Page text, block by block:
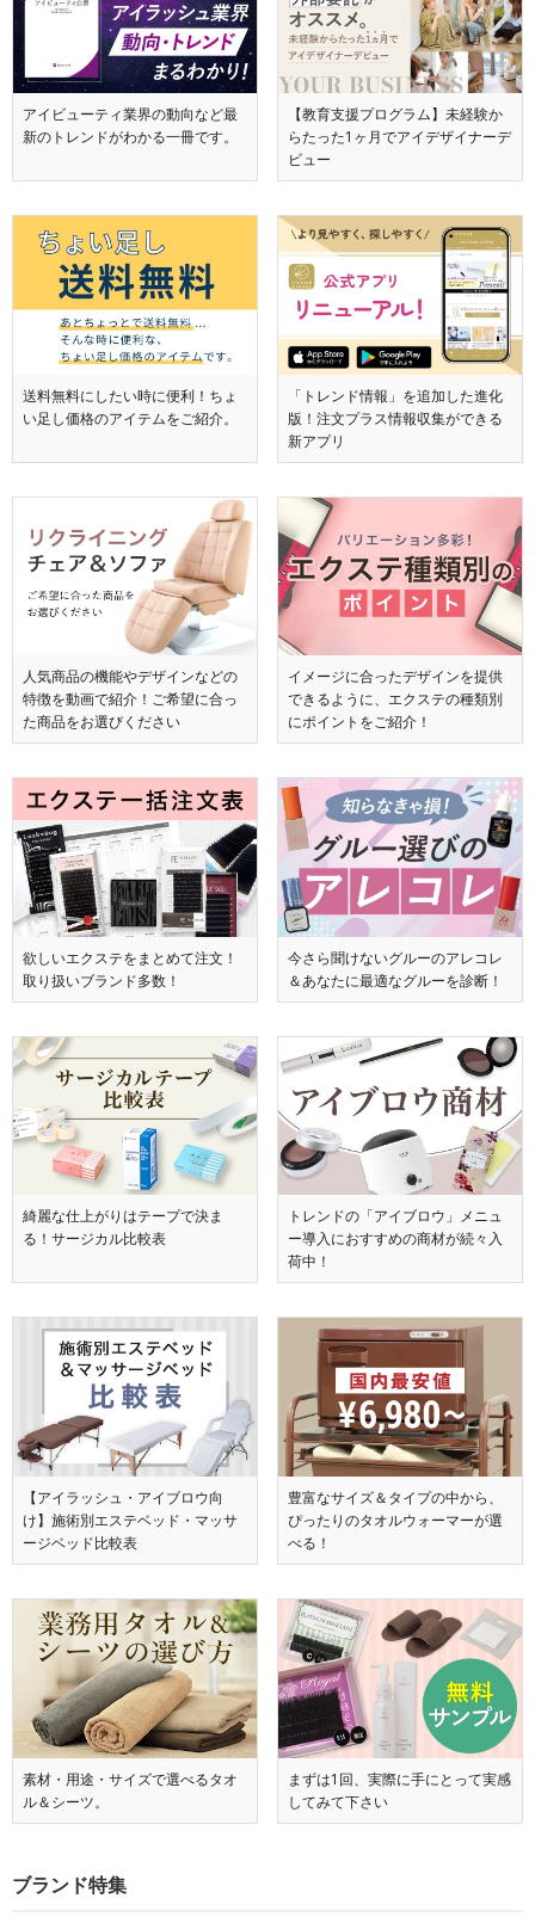
アイビューティ業界の動向など最
新のトレンドがわかる一冊です。
【教育支援プログラム】未経験か
らたった1ヶ月でアイデザイナーデ
ビュー
送料無料にしたい時に便利！ちょ
い足し価格のアイテムをご紹介。
「トレンド情報」を追加した進化
版！注文プラス情報収集ができる
新アプリ
人気商品の機能やデザインなどの
特徴を動画で紹介！ご希望に合っ
た商品をお選びください
イメージに合ったデザインを提供
できるように、エクステの種類別
にポイントをご紹介！
欲しいエクステをまとめて注文！
取り扱いブランド多数！
今さら聞けないグルーのアレコレ
＆あなたに最適なグルーを診断！
綺麗な仕上がりはテープで決ま
る！サージカル比較表
トレンドの「アイブロウ」メニュ
ー導入におすすめの商材が続々入
荷中！
【アイラッシュ・アイブロウ向
け】施術別エステベッド・マッサ
ージベッド比較表
豊富なサイズ＆タイプの中から、
ぴったりのタオルウォーマーが選
べる！
素材・用途・サイズで選べるタオ
ル＆シーツ。
まずは1回、実際に手にとって実感
してみて下さい
ブランド特集